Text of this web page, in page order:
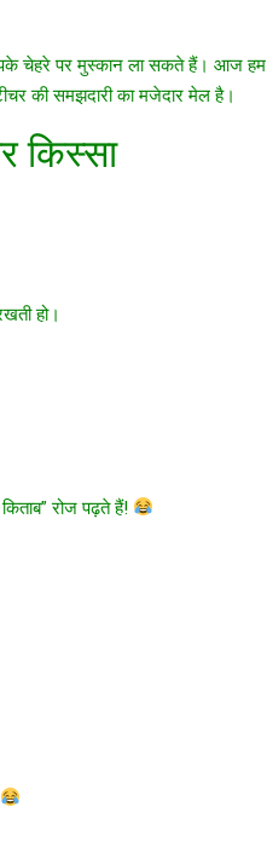
चेहरे पर मुस्कान ला सकते हैं। आज हम
की समझदारी का मजेदार मेल है।
किस्सा
हो।
रोज पढ़ते हैं!